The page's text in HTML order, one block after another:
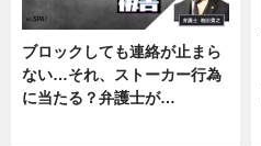
ブロックしても連絡が止まら
ない…それ、ストーカー行為
に当たる？弁護士が…